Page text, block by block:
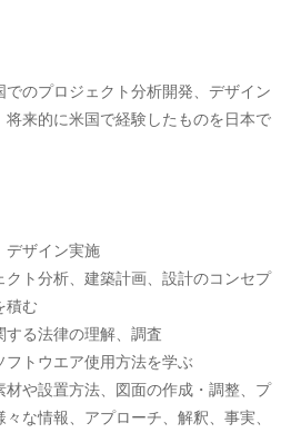
のプロジェクト分析開発、デザイン
将来的に米国で経験したものを日本で
デザイン実施
クト分析、建築計画、設計のコンセプ
積む
する法律の理解、調査
フトウエア使用方法を学ぶ
材や設置方法、図面の作成・調整、プ
な情報、アプローチ、解釈、事実、